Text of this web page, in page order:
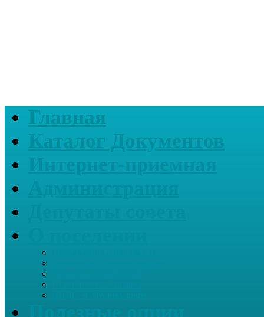
Главная
Каталог Документов